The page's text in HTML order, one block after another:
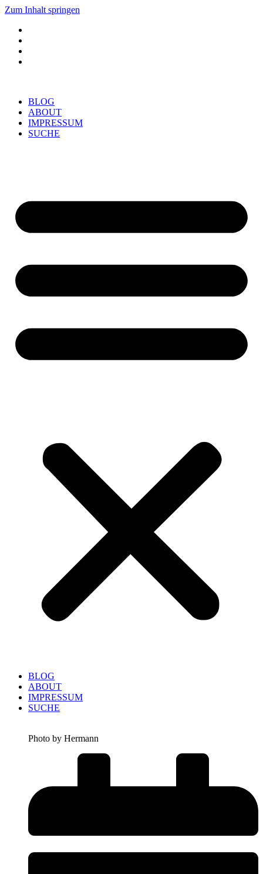
Zum Inhalt springen
BLOG
ABOUT
IMPRESSUM
SUCHE
BLOG
ABOUT
IMPRESSUM
SUCHE
Photo by Hermann